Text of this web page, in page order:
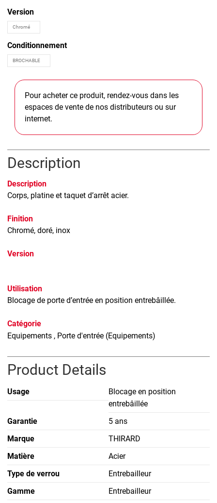
Version
Conditionnement
Pour acheter ce produit, rendez-vous dans les
espaces de vente de nos distributeurs ou sur
internet.
Description
Description
Corps, platine et taquet d’arrêt acier.
Finition
Chromé, doré, inox
Version
Utilisation
Blocage de porte d’entrée en position entrebâillée.
Catégorie
Equipements , Porte d'entrée (Equipements)
Product Details
Usage
Blocage en position
entrebâillée
Garantie
5 ans
Marque
THIRARD
Matière
Acier
Type de verrou
Entrebailleur
Gamme
Entrebailleur